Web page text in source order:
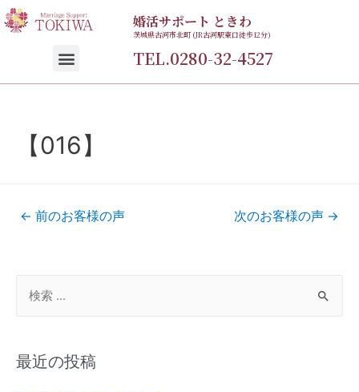
婚活サポート ときわ
茨城県古河市北町 (JR古河駅東口徒歩12分)
TEL.0280-32-4527
【016】
← 前のお客様の声 次のお客様の声 →
最近の投稿